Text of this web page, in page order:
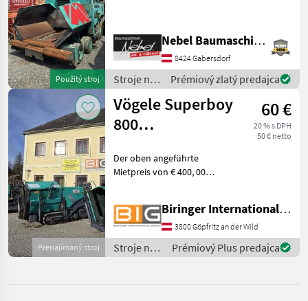
Vögele
Wimmer
Wirtgen
MARKETPLACE
Marketplace
Ponuky
predajcov
Drobné
inzeráty
Použitý stroj
Nebel Baumaschinen
8424 Gabersdorf
Stroje na
stavbu /
Vögele
Prémiový zlatý predajca
Prenajímaný stroj
Vögele Superboy
800
60 €
20 % s DPH
50 € netto
Der oben angeführte
Mietpreis von € 400, 00
Wochenmietpreis ab 7
Tagen: € 280, 00 / Tag
Monatsmietpreis ab 30
Tagen: € 195 / Tag
Biringer International GmbH
3800 Göpfritz an der Wild
Stroje na
stavbu /
Prémiový Plus predajca